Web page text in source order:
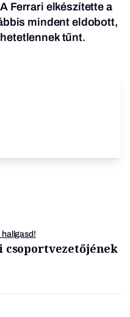
Ferrari elkészítette a
mindent eldobott,
tűnt.
hallgasd!
csoportvezetőjének